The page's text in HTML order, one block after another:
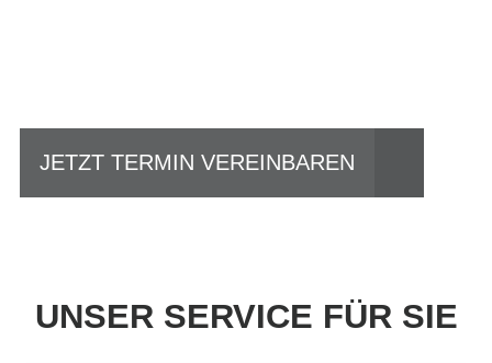
JETZT TERMIN VEREINBAREN
UNSER SERVICE FÜR SIE